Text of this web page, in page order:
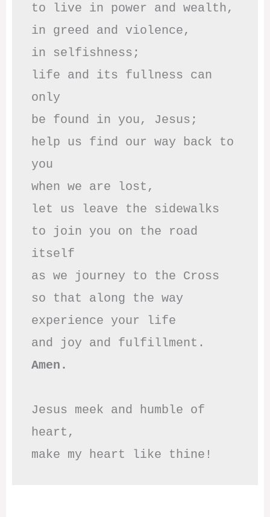
to live in power and wealth,
in greed and violence,
in selfishness;
life and its fullness can
only
be found in you, Jesus;
help us find our way back to
you
when we are lost,
let us leave the sidewalks
to join you on the road
itself
as we journey to the Cross
so that along the way
experience your life
Amen.
Jesus meek and humble of
heart,
make my heart like thine!